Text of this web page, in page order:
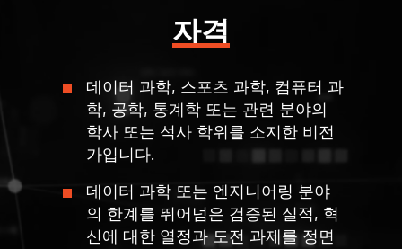
자격
데이터 과학, 스포츠 과학, 컴퓨터 과
학, 공학, 통계학 또는 관련 분야의
학사 또는 석사 학위를 소지한 비전
가입니다.
데이터 과학 또는 엔지니어링 분야
의 한계를 뛰어넘은 검증된 실적, 혁
신에 대한 열정과 도전 과제를 정면